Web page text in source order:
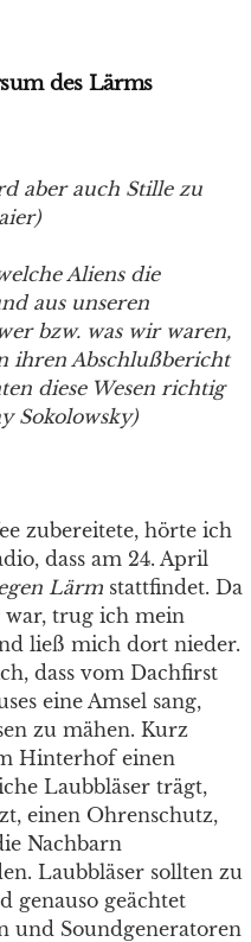
des Lärms
aber auch Stille zu
Aliens die
aus unseren
bzw. was wir waren,
ihren Abschlußbericht
diese Wesen richtig
Sokolowsky)
zubereitete, hörte ich
dass am 24. April
Lärm stattfindet. Da
war, trug ich mein
ließ mich dort nieder.
dass vom Dachfirst
eine Amsel sang,
zu mähen. Kurz
Hinterhof einen
Laubbläser trägt,
einen Ohrenschutz,
Nachbarn
Laubbläser sollten zu
genauso geächtet
und Soundgeneratoren